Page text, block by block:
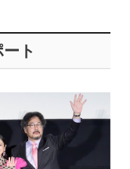
ト